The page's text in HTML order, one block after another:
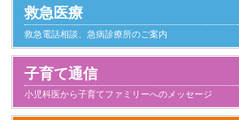
救急医療
救急電話相談、急病診療所のご案内
子育て通信
小児科医から子育てファミリーへのメッセージ